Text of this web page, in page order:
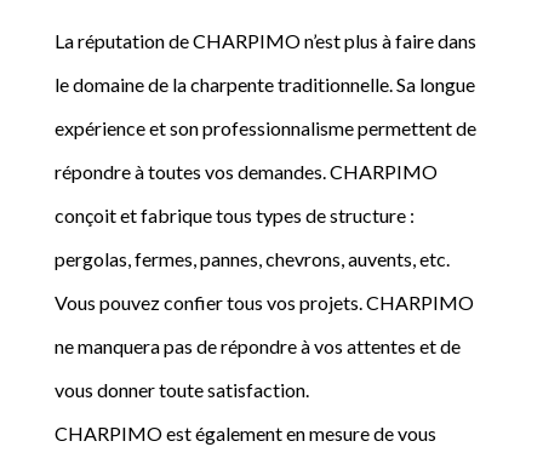
La réputation de CHARPIMO n’est plus à faire dans
le domaine de la charpente traditionnelle. Sa longue
expérience et son professionnalisme permettent de
répondre à toutes vos demandes. CHARPIMO
conçoit et fabrique tous types de structure :
pergolas, fermes, pannes, chevrons, auvents, etc.
Vous pouvez confier tous vos projets. CHARPIMO
ne manquera pas de répondre à vos attentes et de
vous donner toute satisfaction.
CHARPIMO est également en mesure de vous